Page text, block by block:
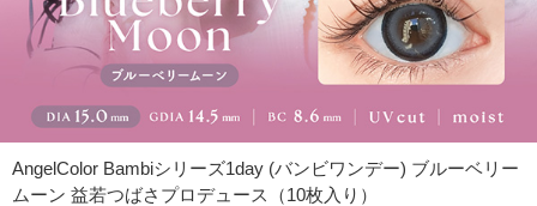
AngelColor Bambiシリーズ1day (バンビワンデー) ブルーベリー
ムーン 益若つばさプロデュース（10枚入り）